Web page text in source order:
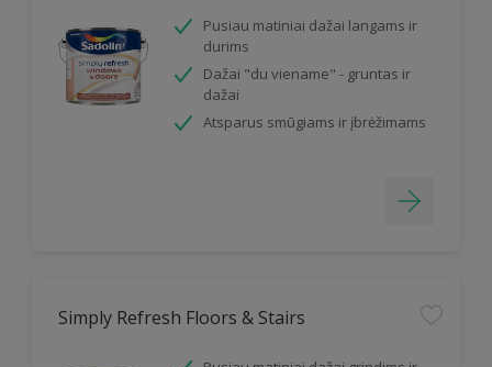
Pusiau matiniai dažai langams ir
durims
Dažai "du viename" - gruntas ir
dažai
Atsparus smūgiams ir įbrėžimams
Simply Refresh Floors & Stairs